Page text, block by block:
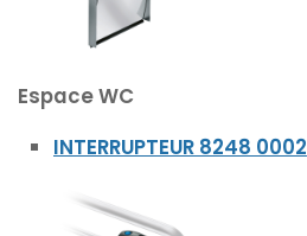
Espace WC
INTERRUPTEUR 8248 0002